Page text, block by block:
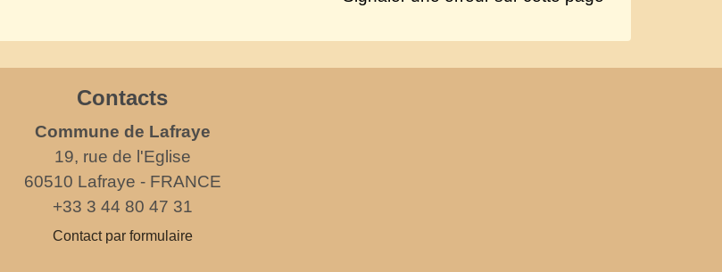
Contacts
Commune de Lafraye
19, rue de l'Eglise
60510 Lafraye - FRANCE
+33 3 44 80 47 31
Contact par formulaire